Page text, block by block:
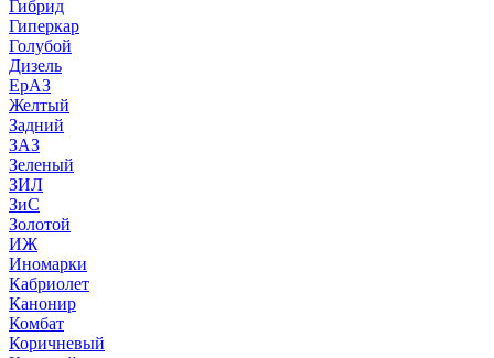
Гибрид
Гиперкар
Голубой
Дизель
ЕрАЗ
Желтый
Задний
ЗАЗ
Зеленый
ЗИЛ
ЗиС
Золотой
ИЖ
Иномарки
Кабриолет
Канонир
Комбат
Коричневый